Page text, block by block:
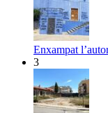
Enxampat
3